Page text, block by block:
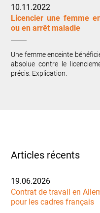
10.11.2022
Licencier une femme
ou en arrêt maladie
Une femme enceinte
absolue contre le
précis. Explication.
Articles récents
19.06.2026
Contrat de travail en
pour les cadres français